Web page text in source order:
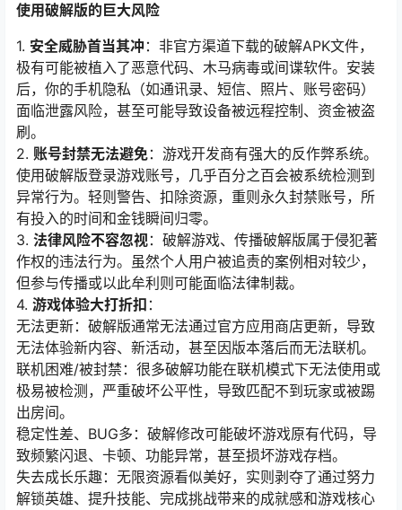
使用破解版的巨大风险
1. 安全威胁首当其冲：非官方渠道下载的破解APK文件，
极有可能被植入了恶意代码、木马病毒或间谍软件。安装
后，你的手机隐私（如通讯录、短信、照片、账号密码）
面临泄露风险，甚至可能导致设备被远程控制、资金被盗
刷。
2. 账号封禁无法避免：游戏开发商有强大的反作弊系统。
使用破解版登录游戏账号，几乎百分之百会被系统检测到
异常行为。轻则警告、扣除资源，重则永久封禁账号，所
有投入的时间和金钱瞬间归零。
3. 法律风险不容忽视：破解游戏、传播破解版属于侵犯著
作权的违法行为。虽然个人用户被追责的案例相对较少，
但参与传播或以此牟利则可能面临法律制裁。
4. 游戏体验大打折扣 ：
无法更新：破解版通常无法通过官方应用商店更新，导致
无法体验新内容、新活动，甚至因版本落后而无法联机。
联机困难/被封禁：很多破解功能在联机模式下无法使用或
极易被检测，严重破坏公平性，导致匹配不到玩家或被踢
出房间。
稳定性差、BUG多：破解修改可能破坏游戏原有代码，导
致频繁闪退、卡顿、功能异常，甚至损坏游戏存档。
失去成长乐趣：无限资源看似美好，实则剥夺了通过努力
解锁英雄、提升技能、完成挑战带来的成就感和游戏核心